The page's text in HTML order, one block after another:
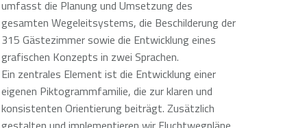
umfasst die Planung und Umsetzung des
gesamten Wegeleitsystems, die Beschilderung der
315 Gästezimmer sowie die Entwicklung eines
grafischen Konzepts in zwei Sprachen.
Ein zentrales Element ist die Entwicklung einer
eigenen Piktogrammfamilie, die zur klaren und
konsistenten Orientierung beiträgt. Zusätzlich